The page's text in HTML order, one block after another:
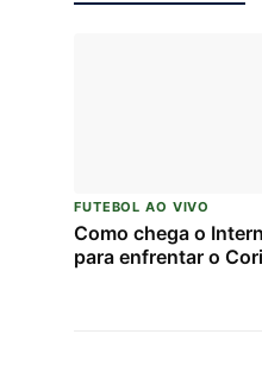
FUTEBOL AO VIVO
Como chega o
para enfrentar o